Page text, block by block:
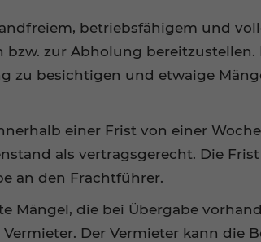
betriebsfähigem und
zur Abholung bereitzustellen.
zu besichtigen und etwaige
einer Frist von einer
als vertragsgerecht. Die
an den Frachtführer.
Mängel, die bei Übergabe
Der Vermieter kann die